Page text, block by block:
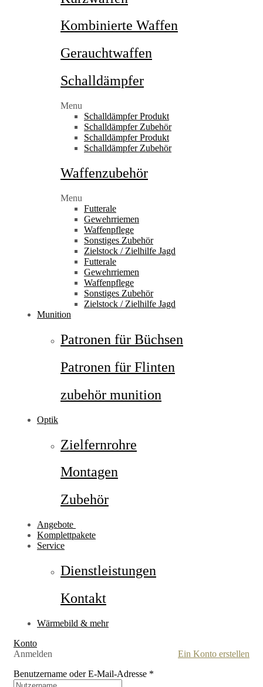
Kombinierte Waffen
Gerauchtwaffen
Schalldämpfer
Menu
Schalldämpfer Produkt
Schalldämpfer Zubehör
Schalldämpfer Produkt
Schalldämpfer Zubehör
Waffenzubehör
Menu
Futterale
Gewehrriemen
Waffenpflege
Sonstiges Zubehör
Zielstock / Zielhilfe Jagd
Futterale
Gewehrriemen
Waffenpflege
Sonstiges Zubehör
Zielstock / Zielhilfe Jagd
Munition
Patronen für Büchsen
Patronen für Flinten
zubehör munition
Optik
Zielfernrohre
Montagen
Zubehör
Angebote
Komplettpakete
Service
Dienstleistungen
Kontakt
Wärmebild & mehr
Konto
Anmelden
Ein Konto erstellen
Benutzername oder E-Mail-Adresse *